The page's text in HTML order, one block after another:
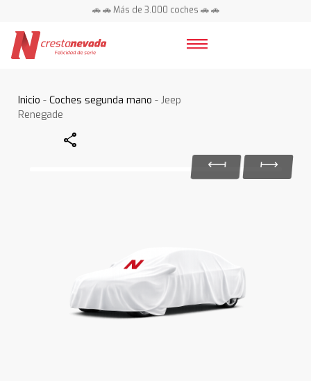
🚗 🚗 Más de 3.000 coches 🚗 🚗
Inicio -Coches segunda mano - Jeep
Renegade
Share